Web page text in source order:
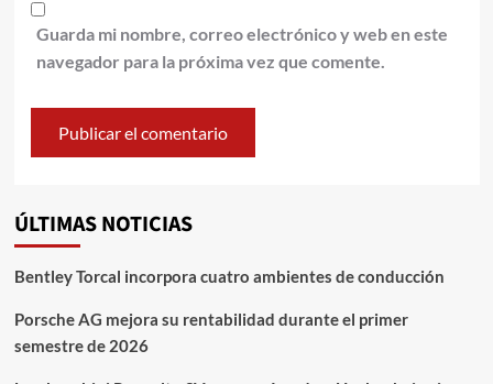
Guarda mi nombre, correo electrónico y web en este
navegador para la próxima vez que comente.
ÚLTIMAS NOTICIAS
Bentley Torcal incorpora cuatro ambientes de conducción
Porsche AG mejora su rentabilidad durante el primer
semestre de 2026